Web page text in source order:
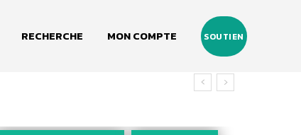
RECHERCHE MON COMPTE SOUTIEN